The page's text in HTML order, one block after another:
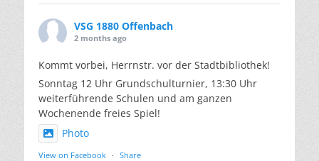
VSG 1880 Offenbach
2 months ago
Kommt vorbei, Herrnstr. vor der Stadtbibliothek!
Sonntag 12 Uhr Grundschulturnier, 13:30 Uhr
weiterführende Schulen und am ganzen
Wochenende freies Spiel!
Photo
View on Facebook · Share